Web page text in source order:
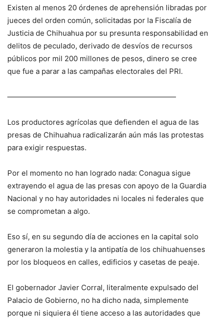
Existen al menos 20 órdenes de aprehensión libradas por
jueces del orden común, solicitadas por la Fiscalía de
Justicia de Chihuahua por su presunta responsabilidad en
delitos de peculado, derivado de desvíos de recursos
públicos por mil 200 millones de pesos, dinero se cree
que fue a parar a las campañas electorales del PRI.
———————————————————————
Los productores agrícolas que defienden el agua de las
presas de Chihuahua radicalizarán aún más las protestas
para exigir respuestas.
Por el momento no han logrado nada: Conagua sigue
extrayendo el agua de las presas con apoyo de la Guardia
Nacional y no hay autoridades ni locales ni federales que
se comprometan a algo.
Eso sí, en su segundo día de acciones en la capital solo
generaron la molestia y la antipatía de los chihuahuenses
por los bloqueos en calles, edificios y casetas de peaje.
El gobernador Javier Corral, literalmente expulsado del
Palacio de Gobierno, no ha dicho nada, simplemente
porque ni siquiera él tiene acceso a las autoridades que